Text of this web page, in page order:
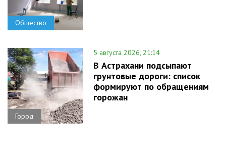
Общество
Город
5 августа 2026, 21:14
В Астрахани подсыпают
грунтовые дороги: список
формируют по обращениям
горожан